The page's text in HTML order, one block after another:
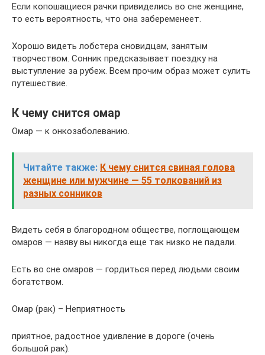
Если копошащиеся рачки привиделись во сне женщине,
то есть вероятность, что она забеременеет.
Хорошо видеть лобстера сновидцам, занятым
творчеством. Сонник предсказывает поездку на
выступление за рубеж. Всем прочим образ может сулить
путешествие.
К чему снится омар
Омар — к онкозаболеванию.
Читайте также: К чему снится свиная голова
женщине или мужчине — 55 толкований из
разных сонников
Видеть себя в благородном обществе, поглощающем
омаров — наяву вы никогда еще так низко не падали.
Есть во сне омаров — гордиться перед людьми своим
богатством.
Омар (рак) – Неприятность
приятное, радостное удивление в дороге (очень
большой рак).